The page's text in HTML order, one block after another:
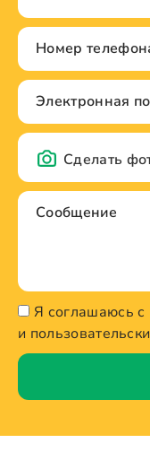
Сделать
Я соглашаюсь с
и